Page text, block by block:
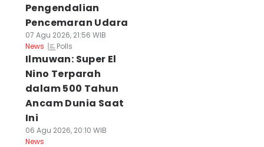
Pengendalian
Pencemaran Udara
07 Agu 2026, 21:56 WIB
News
Polls
Ilmuwan: Super El
Nino Terparah
dalam 500 Tahun
Ancam Dunia Saat
Ini
06 Agu 2026, 20:10 WIB
News